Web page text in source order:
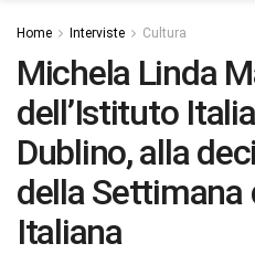
Home Interviste Cultura
Michela Linda
dell’Istituto
Dublino, alla
della Settimana
Italiana